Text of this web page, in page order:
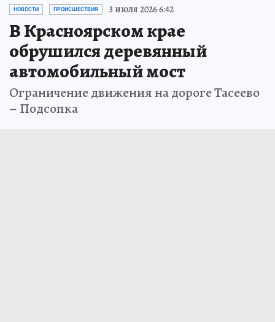
НОВОСТИ ПРОИСШЕСТВИЯ 3 июля 2026 6:42
В Красноярском крае
обрушился деревянный
автомобильный мост
Ограничение движения на дороге Тасеево
– Подсопка